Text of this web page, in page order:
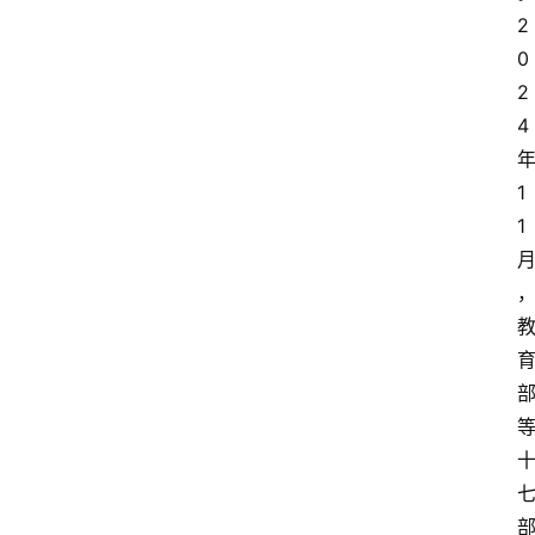
2
0
2
4
年
1
1
月
，
教
育
部
等
十
七
部